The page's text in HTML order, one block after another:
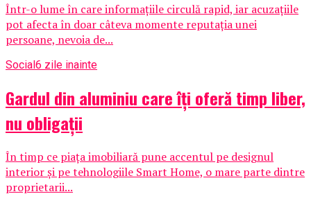
Într-o lume în care informațiile circulă rapid, iar acuzațiile
pot afecta în doar câteva momente reputația unei
persoane, nevoia de...
Social6 zile inainte
Gardul din aluminiu care îți oferă timp liber,
nu obligații
În timp ce piața imobiliară pune accentul pe designul
interior și pe tehnologiile Smart Home, o mare parte dintre
proprietarii...